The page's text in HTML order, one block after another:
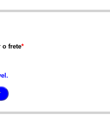
o frete*